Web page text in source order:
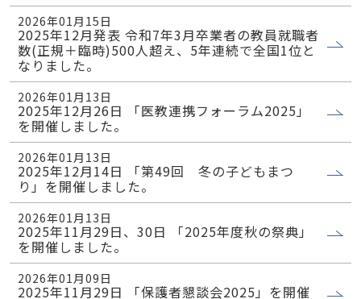
2026年01月15日
2025年12月発表 令和7年3月卒業者の教員就職者
数(正規＋臨時)500人超え、5年連続で全国1位と
なりました。
2026年01月13日
2025年12月26日 「医教連携フォーラム2025」
を開催しました。
2026年01月13日
2025年12月14日 「第49回 冬の子どもまつ
り」を開催しました。
2026年01月13日
2025年11月29日、30日 「2025年度秋の祭典」
を開催しました。
2026年01月09日
2025年11月29日 「保護者懇談会2025」を開催